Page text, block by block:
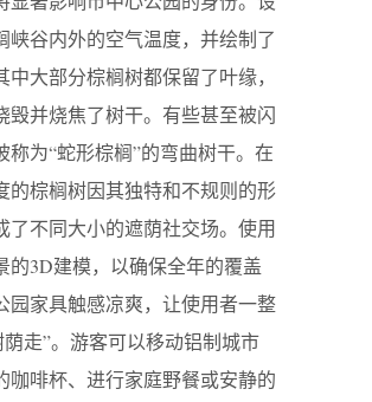
峡谷内外的空气温度，并绘制了
大部分棕榈树都保留了叶缘，
毁并烧焦了树干。有些甚至被闪
称为“蛇形棕榈”的弯曲树干。在
的棕榈树因其独特和不规则的形
了不同大小的遮荫社交场。使用
的3D建模，以确保全年的覆盖
园家具触感凉爽，让使用者一整
走”。游客可以移动铝制城市
咖啡杯、进行家庭野餐或安静的